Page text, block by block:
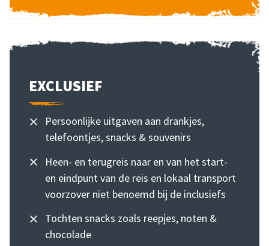
EXCLUSIEF
Persoonlijke uitgaven aan drankjes,
telefoontjes, snacks & souvenirs
Heen- en terugreis naar en van het start-
en eindpunt van de reis en lokaal transport
voorzover niet benoemd bij de inclusiefs
Tochten snacks zoals reepjes, noten &
chocolade